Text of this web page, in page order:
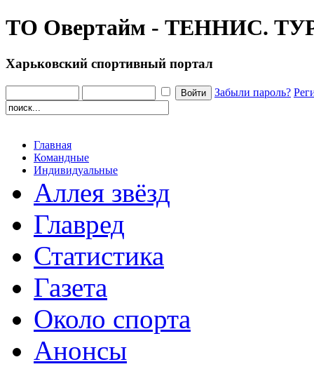
ТО Овертайм - ТЕННИС.
Харьковский спортивный портал
Забыли пароль?
Главная
Командные
Индивидуальные
Аллея звёзд
Главред
Статистика
Газета
Около спорта
Анонсы